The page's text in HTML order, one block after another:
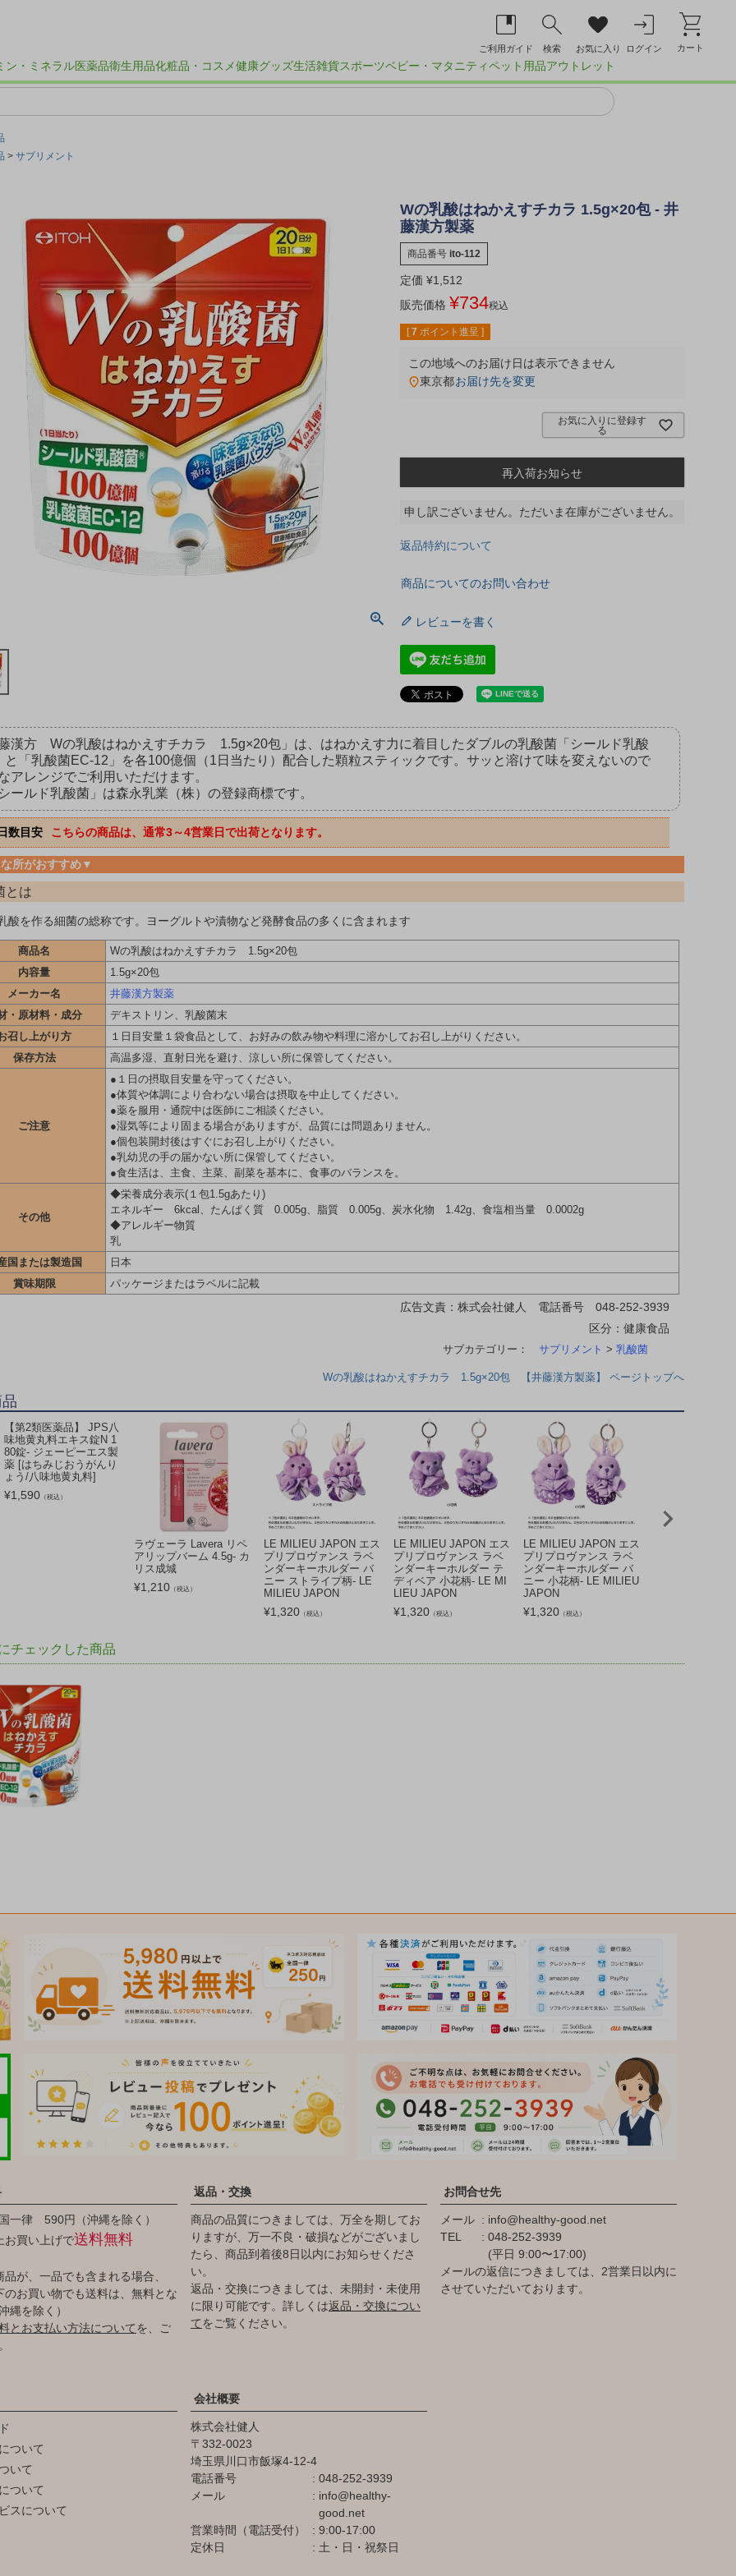
ご利用ガイド 検索 お気に入り ログイン カート
ン・ミネラル医薬品衛生用品化粧品・コスメ健康グッズ生活雑貨スポーツベビー・マタニティペット用品アウトレット
サプリメント
Wの乳酸はねかえすチカラ 1.5g×20包 - 井
藤漢方製薬
商品番号 ito-112
定価 ¥1,512
販売価格 ¥734税込
[ 7 ポイント進呈 ]
この地域へのお届け日は表示できません
東京都お届け先を変更
お気に入りに登録す
る
再入荷お知らせ
申し訳ございません。ただいま在庫がございません。
返品特約について
商品についてのお問い合わせ
レビューを書く
漢方 Wの乳酸はねかえすチカラ 1.5g×20包」は、はねかえす力に着目したダブルの乳酸菌「シールド乳酸
と「乳酸菌EC-12」を各100億個（1日当たり）配合した顆粒スティックです。サッと溶けて味を変えないので
アレンジでご利用いただけます。
ールド乳酸菌」は森永乳業（株）の登録商標です。
数目安 こちらの商品は、通常3～4営業日で出荷となります。
所がおすすめ▼
とは
酸を作る細菌の総称です。ヨーグルトや漬物など発酵食品の多くに含まれます
商品名
Wの乳酸はねかえすチカラ 1.5g×20包
内容量
1.5g×20包
メーカー名
井藤漢方製薬
・原材料・成分
デキストリン、乳酸菌末
召し上がり方
１日目安量１袋食品として、お好みの飲み物や料理に溶かしてお召し上がりください。
保存方法
高温多湿、直射日光を避け、涼しい所に保管してください。
ご注意
●１日の摂取目安量を守ってください。
●体質や体調により合わない場合は摂取を中止してください。
●薬を服用・通院中は医師にご相談ください。
●湿気等により固まる場合がありますが、品質には問題ありません。
●個包装開封後はすぐにお召し上がりください。
●乳幼児の手の届かない所に保管してください。
●食生活は、主食、主菜、副菜を基本に、食事のバランスを。
その他
◆栄養成分表示(１包1.5gあたり)
エネルギー 6kcal、たんぱく質 0.005g、脂質 0.005g、炭水化物 1.42g、食塩相当量 0.0002g
◆アレルギー物質
乳
国または製造国
日本
賞味期限
パッケージまたはラベルに記載
広告文責：株式会社健人 電話番号 048-252-3939
区分：健康食品
サブカテゴリー： サプリメント > 乳酸菌
Wの乳酸はねかえすチカラ 1.5g×20包 【井藤漢方製薬】 ページトップへ
【第2類医薬品】 JPS八
味地黄丸料エキス錠N 1
80錠- ジェーピーエス製
薬 [はちみじおうがんり
ょう/八味地黄丸料]
¥1,590 （税込）
ラヴェーラ Lavera リペ
アリップバーム 4.5g- カ
リス成城
¥1,210 （税込）
LE MILIEU JAPON エス
プリプロヴァンス ラベ
ンダーキーホルダー バ
ニー ストライプ柄- LE
MILIEU JAPON
¥1,320 （税込）
LE MILIEU JAPON エス
プリプロヴァンス ラベ
ンダーキーホルダー テ
ディベア 小花柄- LE MI
LIEU JAPON
¥1,320 （税込）
LE MILIEU JAPON エス
プリプロヴァンス ラベ
ンダーキーホルダー バ
ニー 小花柄- LE MILIEU
JAPON
¥1,320 （税込）
チェックした商品
一律 590円（沖縄を除く）
お買い上げで送料無料
が、一品でも含まれる場合、
のお買い物でも送料は、無料とな
縄を除く）
とお支払い方法についてを、ご
返品・交換
商品の品質につきましては、万全を期してお
りますが、万一不良・破損などがございまし
たら、商品到着後8日以内にお知らせくださ
い。
返品・交換につきましては、未開封・未使用
に限り可能です。詳しくは返品・交換につい
てをご覧ください。
お問合せ先
メール
info@healthy-good.net
TEL
048-252-3939
(平日 9:00〜17:00)
メールの返信につきましては、2営業日以内に
させていただいております。
ついて
いて
ついて
スについて
会社概要
株式会社健人
332-0023
埼玉県川口市飯塚4-12-4
電話番号
048-252-3939
メール
info@healthy-
good.net
営業時間（電話受付）
9:00-17:00
定休日
土・日・祝祭日